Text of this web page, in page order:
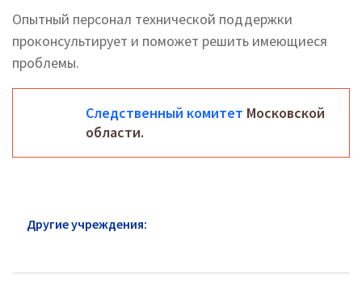
Опытный персонал технической поддержки
проконсультирует и поможет решить имеющиеся
проблемы.
Следственный комитет Московской
области.
Другие учреждения: